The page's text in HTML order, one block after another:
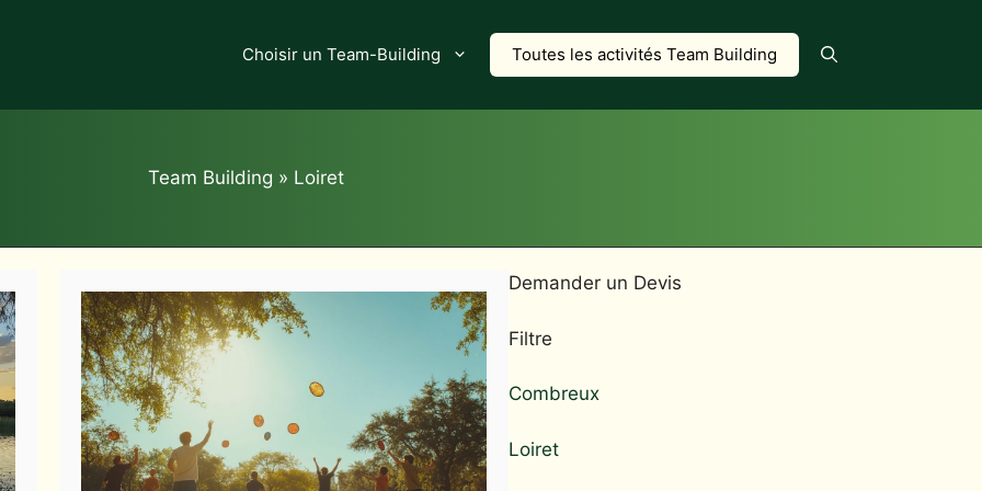
Choisir un Team-Building Toutes les activités Team Building
Team Building » Loiret
Demander un Devis
Filtre
Combreux
Loiret